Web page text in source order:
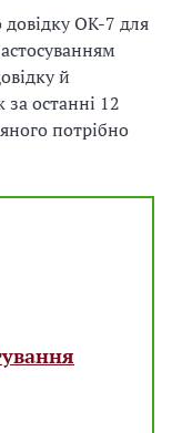
довідку ОК-7 для
й
останні 12
потрібно